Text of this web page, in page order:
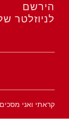
הירשם
לניוזלטר
קראתי ואני